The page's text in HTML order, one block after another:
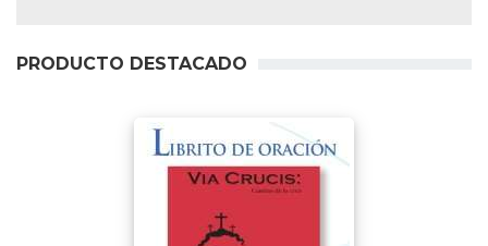
PRODUCTO DESTACADO